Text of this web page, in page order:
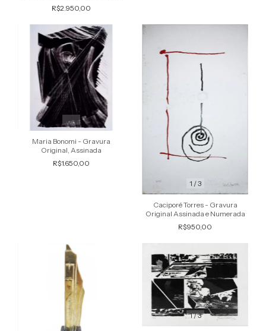
R$2.950,00
/3
Maria Bonomi - Gravura
Original, Assinada
R$1.650,00
1 /3
Caciporé Torres - Gravura
Original Assinada e Numerada
R$950,00
1/3